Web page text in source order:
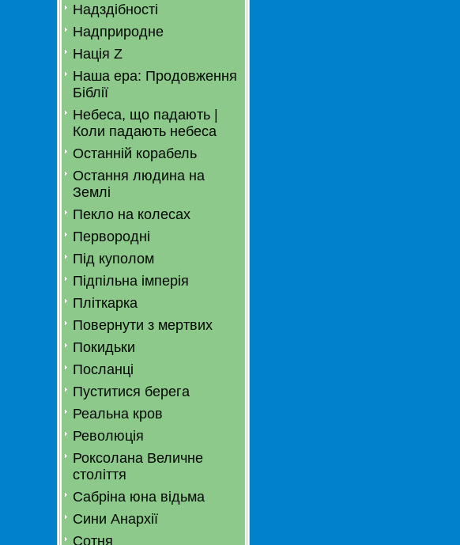
Надздібності
Надприродне
Нація Z
Наша ера: Продовження
Біблії
Небеса, що падають |
Коли падають небеса
Останній корабель
Остання людина на
Землі
Пекло на колесах
Первородні
Під куполом
Підпільна імперія
Пліткарка
Повернути з мертвих
Покидьки
Посланці
Пуститися берега
Реальна кров
Революція
Роксолана Величне
століття
Сабріна юна відьма
Сини Анархії
Сотня